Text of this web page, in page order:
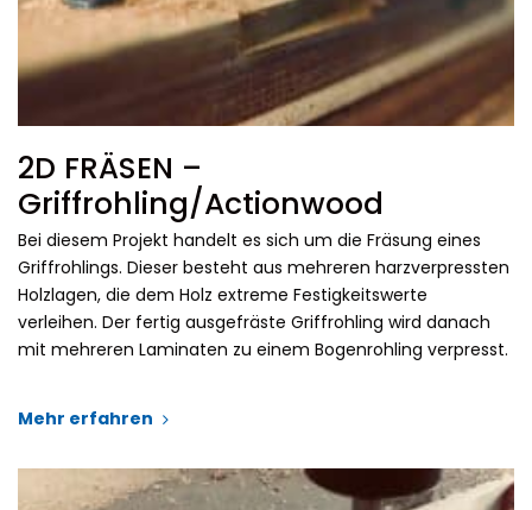
2D FRÄSEN –
Griffrohling/Actionwood
Bei diesem Projekt handelt es sich um die Fräsung eines
Griffrohlings. Dieser besteht aus mehreren harzverpressten
Holzlagen, die dem Holz extreme Festigkeitswerte
verleihen. Der fertig ausgefräste Griffrohling wird danach
mit mehreren Laminaten zu einem Bogenrohling verpresst.
Mehr erfahren